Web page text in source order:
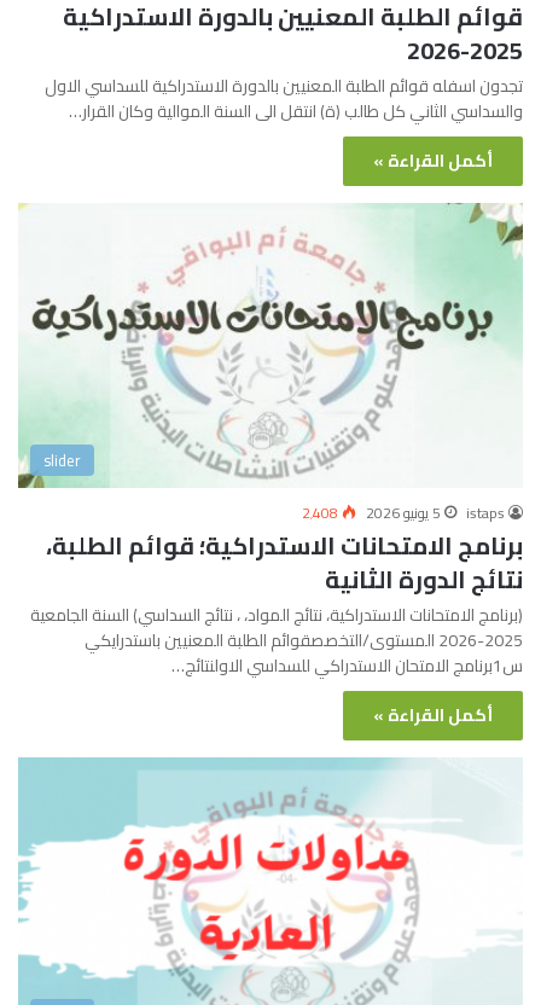
قوائم الطلبة المعنيين بالدورة الاستدراكية
2025-2026
تجدون اسفله قوائم الطلبة المعنيين بالدورة الاستدراكية للسداسي الاول
والسداسي الثاني كل طالب (ة) انتقل الى السنة الموالية وكان القرار…
أكمل القراءة »
slider
istaps 5 يونيو 2026 2٬408
برنامج الامتحانات الاستدراكية؛ قوائم الطلبة،
نتائج الدورة الثانية
(برنامج الامتحانات الاستدراكية، نتائج المواد، ، نتائج السداسي) السنة الجامعية
2025-2026 المستوى/التخصصقوائم الطلبة المعنيين باستدرايكي
س1برنامج الامتحان الاستدراكي للسداسي الاولنتائج…
أكمل القراءة »